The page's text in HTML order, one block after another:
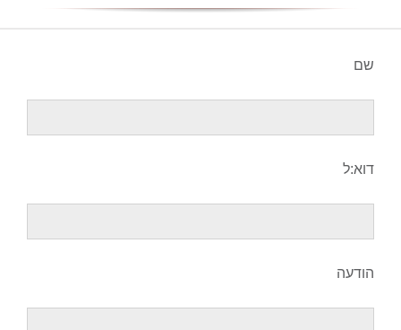
שם
דוא:ל
הודעה